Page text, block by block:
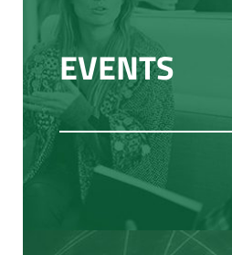
EVENTS